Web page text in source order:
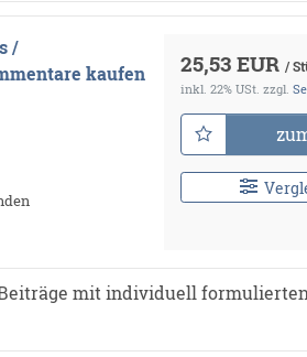
/
kaufen
25,53 EUR /
inkl. 22% USt. zzgl.
mit individuell